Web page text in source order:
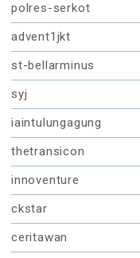
polres-serkot
advent1jkt
st-bellarminus
syj
iaintulungagung
thetransicon
innoventure
ckstar
ceritawan